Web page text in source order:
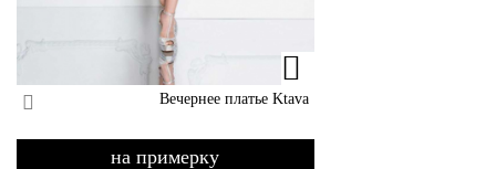
Вечернее платье Ktava
на примерку